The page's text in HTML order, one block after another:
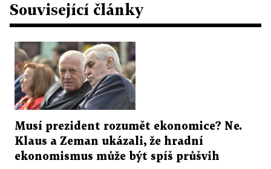
Související články
Musí prezident rozumět ekonomice? Ne.
Klaus a Zeman ukázali, že hradní
ekonomismus může být spíš průšvih